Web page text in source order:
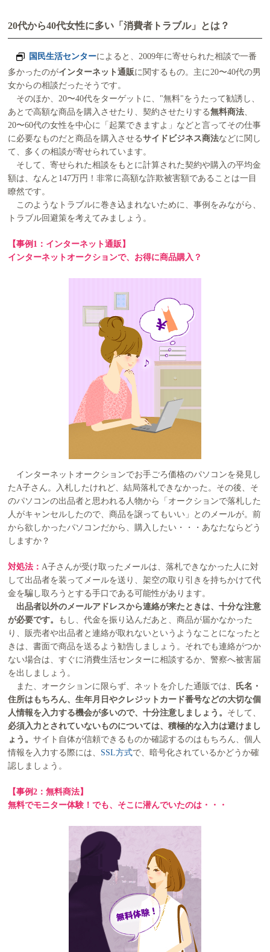
20代から40代女性に多い「消費者トラブル」とは？
国民生活センターによると、2009年に寄せられた相談で一番
多かったのがインターネット通販に関するもの。主に20〜40代の男
女からの相談だったそうです。
そのほか、20〜40代をターゲットに、"無料"をうたって勧誘し、
あとで高額な商品を購入させたり、契約させたりする無料商法、
20〜60代の女性を中心に「起業できますよ」などと言ってその仕事
に必要なものだと商品を購入させるサイドビジネス商法などに関し
て、多くの相談が寄せられています。
そして、寄せられた相談をもとに計算された契約や購入の平均金
額は、なんと147万円！非常に高額な詐欺被害額であることは一目
瞭然です。
このようなトラブルに巻き込まれないために、事例をみながら、
トラブル回避策を考えてみましょう。
【事例1：インターネット通販】
インターネットオークションで、お得に商品購入？
インターネットオークションでお手ごろ価格のパソコンを発見し
たA子さん。入札したけれど、結局落札できなかった。その後、そ
のパソコンの出品者と思われる人物から「オークションで落札した
人がキャンセルしたので、商品を譲ってもいい」とのメールが。前
から欲しかったパソコンだから、購入したい・・・あなたならどう
しますか？
対処法： A子さんが受け取ったメールは、落札できなかった人に対
して出品者を装ってメールを送り、架空の取り引きを持ちかけて代
金を騙し取ろうとする手口である可能性があります。
出品者以外のメールアドレスから連絡が来たときは、十分な注意
が必要です。
もし、代金を振り込んだあと、商品が届かなかった
り、販売者や出品者と連絡が取れないというようなことになったと
きは、書面で商品を送るよう勧告しましょう。それでも連絡がつか
ない場合は、すぐに消費生活センターに相談するか、警察へ被害届
を出しましょう。
また、オークションに限らず、ネットを介した通販では、
氏名・
住所はもちろん、生年月日やクレジットカード番号などの大切な個
人情報を入力する機会が多いので、十分注意しましょう。 そして、
必須入力とされていないものについては、積極的な入力は避けまし
ょう。サイト自体が信頼できるものか確認するのはもちろん、個人
情報を入力する際には、 SSL方式で、暗号化されているかどうか確
認しましょう。
【事例2：無料商法】
無料でモニター体験！でも、そこに潜んでいたのは・・・